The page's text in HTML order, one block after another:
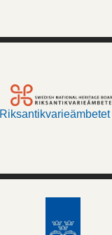
Riksantikvarieämbetet